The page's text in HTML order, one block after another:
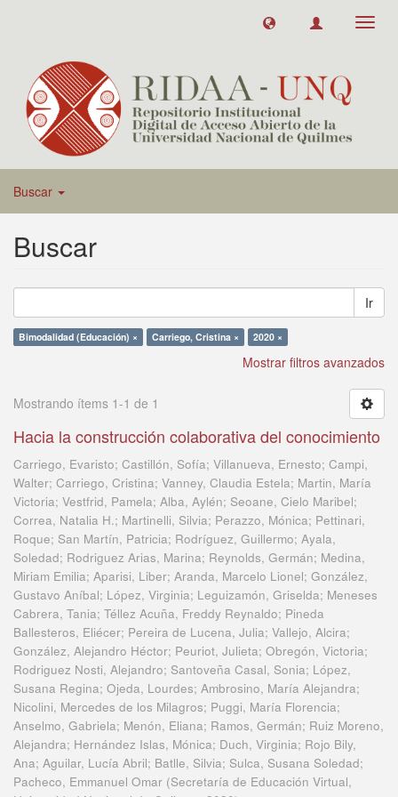
Buscar
Buscar
Ir
Bimodalidad (Educación) × Carriego, Cristina × 2020 ×
Mostrar filtros avanzados
Mostrando ítems 1-1 de 1
Hacia la construcción colaborativa del conocimiento
Carriego, Evaristo; Castillón, Sofía; Villanueva, Ernesto; Campi,
Walter; Carriego, Cristina; Vanney, Claudia Estela; Martin, María
Victoria; Vestfrid, Pamela; Alba, Aylén; Seoane, Cielo Maribel;
Correa, Natalia H.; Martinelli, Silvia; Perazzo, Mónica; Pettinari,
Roque; San Martín, Patricia; Rodríguez, Guillermo; Ayala,
Soledad; Rodriguez Arias, Marina; Reynolds, Germán; Medina,
Miriam Emilia; Aparisi, Liber; Aranda, Marcelo Lionel; González,
Gustavo Aníbal; López, Virginia; Leguizamón, Griselda; Meneses
Cabrera, Tania; Téllez Acuña, Freddy Reynaldo; Pineda
Ballesteros, Eliécer; Pereira de Lucena, Julia; Vallejo, Alcira;
González, Alejandro Héctor; Peuriot, Julieta; Obregón, Victoria;
Rodriguez Nosti, Alejandro; Santoveña Casal, Sonia; López,
Susana Regina; Ojeda, Lourdes; Ambrosino, María Alejandra;
Nicolini, Mercedes de los Milagros; Puggi, María Florencia;
Anselmo, Gabriela; Menón, Eliana; Ramos, Germán; Ruiz Moreno,
Alejandra; Hernández Islas, Mónica; Duch, Virginia; Rojo Bily,
Ana; Aguilar, Lucía Abril; Batlle, Silvia; Sulca, Susana Soledad;
Pacheco, Emmanuel Omar (Secretaría de Educación Virtual,